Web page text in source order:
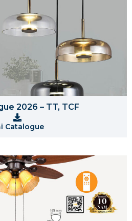
2026 – TT, TCF
Catalogue